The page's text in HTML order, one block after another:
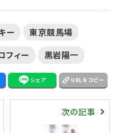
ー
東京競馬場
フィー
黒岩陽一
シェア URLをコピー
次の記事